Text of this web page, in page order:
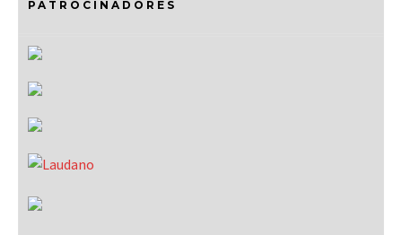
PATROCINADORES